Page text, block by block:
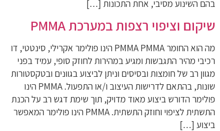
בהם השינוע מסיבי, אחת התכונות […]
שיקום וציפוי רצפות במערכת PMMA
מה הוא החומר PMMA PMMA הינו פולימר אקרילי, סינטטי, דו
רכיבי מהיר התגבשות ומגיע במהירות לחוזק סופי, עמיד בפני
מגוון רב של חומצות ובסיסים וניתן לביצוע בגוונים ובטקסטורות
שונות, בהתאם לדרישות העיצוב ו/או התפעול. PMMA הינו
פולימר הדורש ביצוע מאוד מדויק, תוך שימת דגש רב על הכנת
התשתית לציפוי וחוזק התשתית. PMMA הינו פולימר המאפשר
ביצוע […]